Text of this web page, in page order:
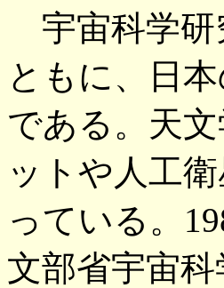
宇宙科学研
ともに、日
である。天
ットや人工
っている。
文部省宇宙